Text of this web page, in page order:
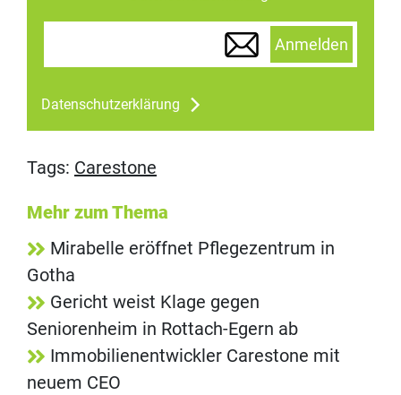
Anmelden
Datenschutzerklärung
Tags: Carestone
Mehr zum Thema
Mirabelle eröffnet Pflegezentrum in
Gotha
Gericht weist Klage gegen
Seniorenheim in Rottach-Egern ab
Immobilienentwickler Carestone mit
neuem CEO